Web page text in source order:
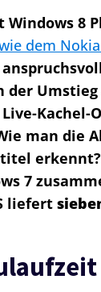
8
dem
der
Kachel-
man die
7
liefert